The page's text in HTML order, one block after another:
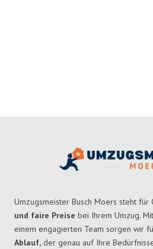
Umzugsmeister Busch Moers steht für
und faire Preise bei Ihrem Umzug.
einem engagierten Team sorgen wir
Ablauf, der genau auf Ihre